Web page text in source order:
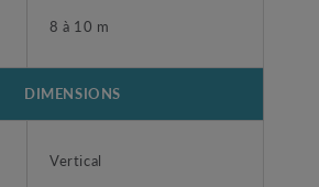
8 à 10 m
DIMENSIONS
Vertical